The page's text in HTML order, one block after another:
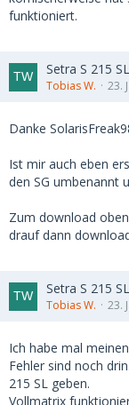
funktioniert.
Setra S 215
Tobias W. 23.
Danke
Ist mir auch eben
den SG umbenannt
Zum download
drauf dann
Setra S 215
Tobias W. 23.
Ich habe mal
Fehler sind noch
215 SL geben.
Vollmatrix